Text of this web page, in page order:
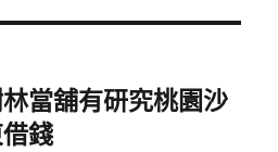
當舖有研究桃園沙
錢